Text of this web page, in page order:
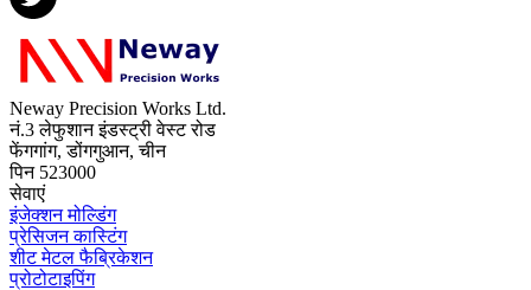
Neway Precision Works Ltd.
नं.3 लेफुशान इंडस्ट्री वेस्ट रोड
फेंगगांग, डोंगगुआन, चीन
पिन 523000
सेवाएं
इंजेक्शन मोल्डिंग
प्रेसिजन कास्टिंग
शीट मेटल फैब्रिकेशन
प्रोटोटाइपिंग